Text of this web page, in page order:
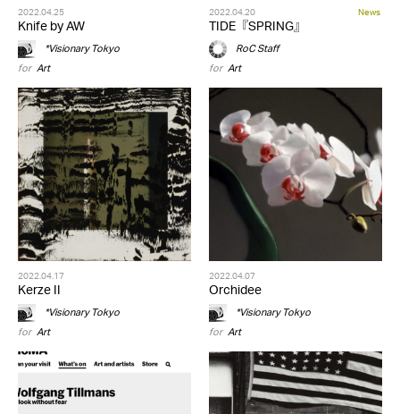
2022.04.25
Knife by AW
*Visionary Tokyo
for Art
2022.04.20 News
TIDE『SPRING』
RoC Staff
for Art
2022.04.17
Kerze II
*Visionary Tokyo
for Art
2022.04.07
Orchidee
*Visionary Tokyo
for Art